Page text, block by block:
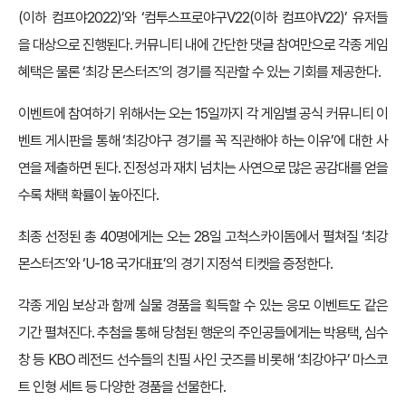
(이하 컴프야2022)’와 ‘컴투스프로야구V22(이하 컴프야V22)’ 유저들
을 대상으로 진행된다. 커뮤니티 내에 간단한 댓글 참여만으로 각종 게임
혜택은 물론 ‘최강 몬스터즈’의 경기를 직관할 수 있는 기회를 제공한다.
이벤트에 참여하기 위해서는 오는 15일까지 각 게임별 공식 커뮤니티 이
벤트 게시판을 통해 ‘최강야구 경기를 꼭 직관해야 하는 이유’에 대한 사
연을 제출하면 된다. 진정성과 재치 넘치는 사연으로 많은 공감대를 얻을
수록 채택 확률이 높아진다.
최종 선정된 총 40명에게는 오는 28일 고척스카이돔에서 펼쳐질 ‘최강
몬스터즈’와 ‘U-18 국가대표’의 경기 지정석 티켓을 증정한다.
각종 게임 보상과 함께 실물 경품을 획득할 수 있는 응모 이벤트도 같은
기간 펼쳐진다. 추첨을 통해 당첨된 행운의 주인공들에게는 박용택, 심수
창 등 KBO 레전드 선수들의 친필 사인 굿즈를 비롯해 ‘최강야구’ 마스코
트 인형 세트 등 다양한 경품을 선물한다.